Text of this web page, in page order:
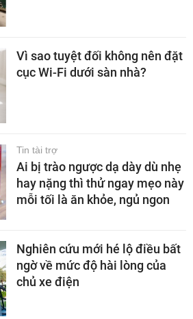
Vì sao tuyệt đối không nên đặt
cục Wi-Fi dưới sàn nhà?
Tin tài trợ
Ai bị trào ngược dạ dày dù nhẹ
hay nặng thì thử ngay mẹo này
mỗi tối là ăn khỏe, ngủ ngon
Nghiên cứu mới hé lộ điều bất
ngờ về mức độ hài lòng của
chủ xe điện